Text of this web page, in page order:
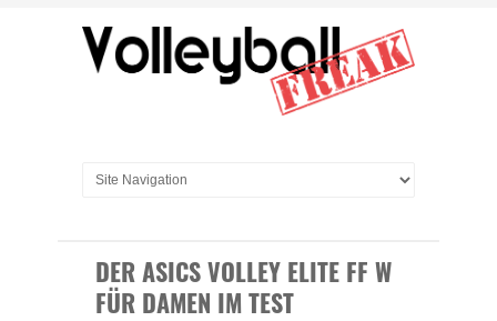
DER ASICS VOLLEY ELITE FF W
FÜR DAMEN IM TEST